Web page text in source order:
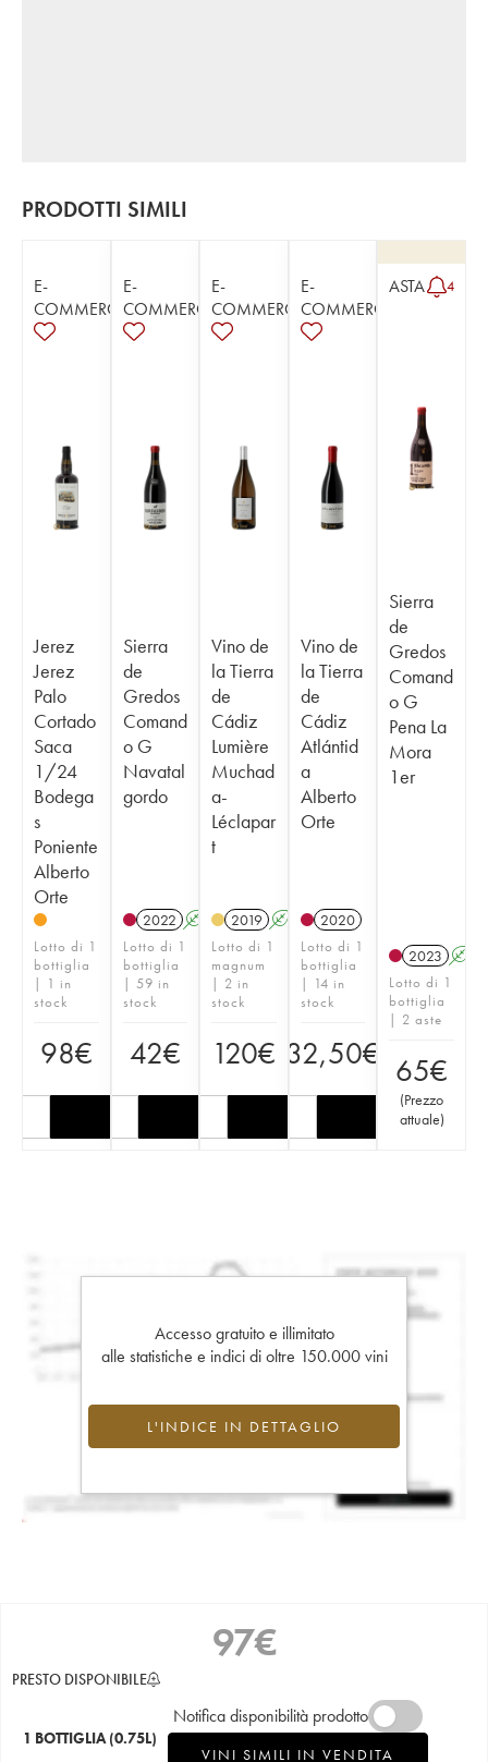
PRODOTTI SIMILI
E-
COMMERCE
Jerez
Jerez
Palo
Cortado
Saca
1/24
Bodega
s
Poniente
Alberto
Orte
Lotto di 1
bottiglia
| 1 in
stock
98€
E-
COMMERCE
Sierra
de
Gredos
Comand
o G
Navatal
gordo
2022 A
Lotto di 1
bottiglia
| 59 in
stock
42€
E-
COMMERCE
Vino de
la Tierra
de
Cádiz
Lumière
Muchad
a-
Léclapar
t
2019 A
Lotto di 1
magnum
| 2 in
stock
120€
E-
COMMERCE
Vino de
la Tierra
de
Cádiz
Atlántid
a
Alberto
Orte
2020
Lotto di 1
bottiglia
| 14 in
stock
32,50€
ASTA 4
Sierra
de
Gredos
Comand
o G
Pena La
Mora
1er
2023 A
Lotto di 1
bottiglia
| 2 aste
65€
(Prezzo
attuale)
Accesso gratuito e illimitato
alle statistiche e indici di oltre 150.000 vini
L'INDICE IN DETTAGLIO
PRESTO DISPONIBILE
97€
1 BOTTIGLIA (0.75L)
Notifica disponibilità prodotto
VINI SIMILI IN VENDITA